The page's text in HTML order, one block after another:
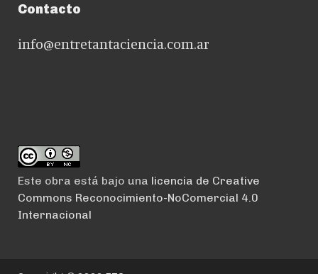
Contacto
info@entretantaciencia.com.ar
Este obra está bajo una licencia de Creative
Commons Reconocimiento-NoComercial 4.0
Internacional